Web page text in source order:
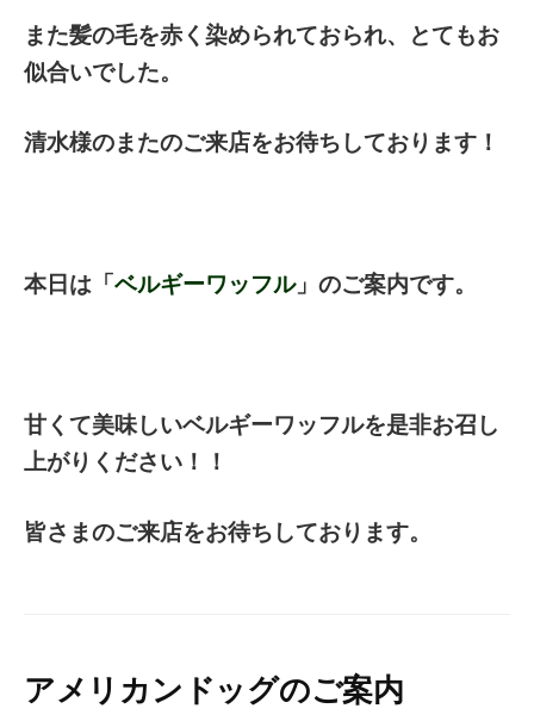
また髪の毛を赤く染められておられ、とてもお
似合いでした。
清水様のまたのご来店をお待ちしております！
本日は「ベルギーワッフル」のご案内です。
甘くて美味しいベルギーワッフルを是非お召し
上がりください！！
皆さまのご来店をお待ちしております。
アメリカンドッグのご案内